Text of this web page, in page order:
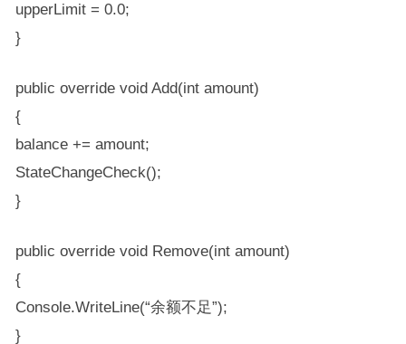
upperLimit = 0.0;
}
public override void Add(int amount)
{
balance += amount;
StateChangeCheck();
}
public override void Remove(int amount)
{
Console.WriteLine(“余额不足”);
}